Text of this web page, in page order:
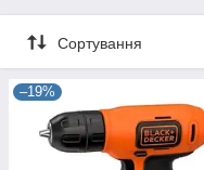
Сортування
–19%